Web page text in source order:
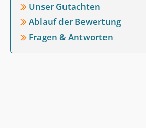
Unser Gutachten
Ablauf der Bewertung
Fragen & Antworten